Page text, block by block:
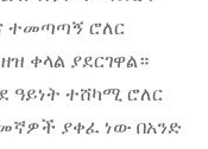
ተመጣጣኝ ሮለር
ቀላል ያደርገዋል።
ዓይነት ተሸካሚ ሮለር
ያቀፈ ነው በአንድ